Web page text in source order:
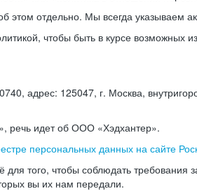
отдельно. Мы всегда указываем
чтобы быть в курсе
125047, г. Москва,
речь идет об ООО «Хэдхантер».
персональных данных на сайте
того, чтобы соблюдать требования
вы их нам передали.